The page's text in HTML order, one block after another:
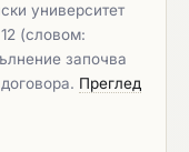
университет
(словом:
започва
Преглед